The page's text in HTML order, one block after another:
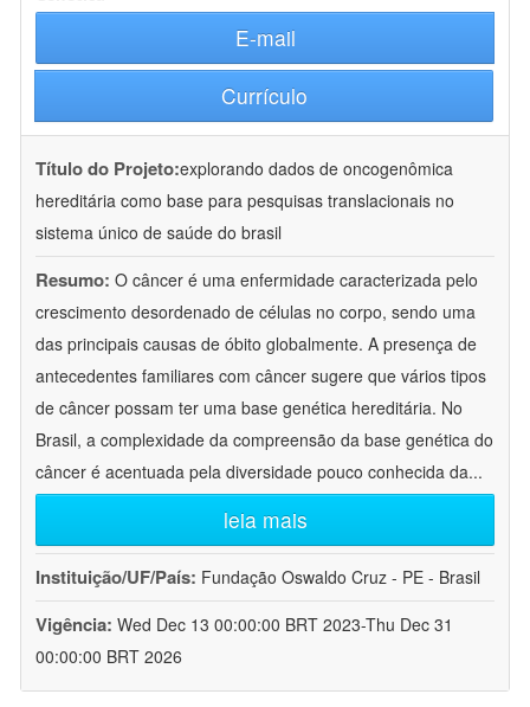
E-mail
Currículo
Título do Projeto:explorando dados de oncogenômica
hereditária como base para pesquisas translacionais no
sistema único de saúde do brasil
Resumo: O câncer é uma enfermidade caracterizada pelo
crescimento desordenado de células no corpo, sendo uma
das principais causas de óbito globalmente. A presença de
antecedentes familiares com câncer sugere que vários tipos
de câncer possam ter uma base genética hereditária. No
Brasil, a complexidade da compreensão da base genética do
câncer é acentuada pela diversidade pouco conhecida da...
leia mais
Instituição/UF/País: Fundação Oswaldo Cruz - PE - Brasil
Vigência: Wed Dec 13 00:00:00 BRT 2023-Thu Dec 31
00:00:00 BRT 2026